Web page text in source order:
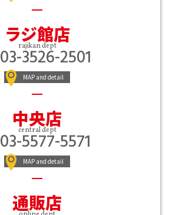
ラジ館店
rajikan dept
03-3526-2501
MAP and detail
中央店
central dept
03-5577-5571
MAP and detail
通販店